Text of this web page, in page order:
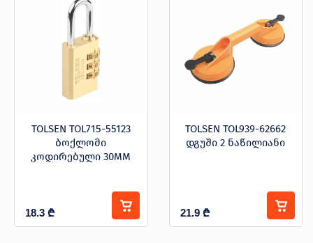
TOLSEN TOL715-55123
ბოქლომი
კოდირებული 30MM
18.3 ₾
TOLSEN TOL939-62662
დგუში 2 ნაწილიანი
21.9 ₾